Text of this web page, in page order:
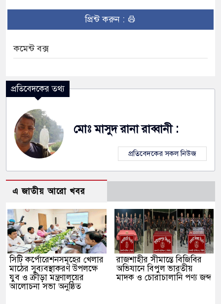
প্রিন্ট করুন :
কমেন্ট বক্স
প্রতিবেদকের তথ্য
মোঃ মাসুদ রানা রাব্বানী :
প্রতিবেদকের সকল নিউজ
এ জাতীয় আরো খবর
সিটি কর্পোরেশনসমূহের খেলার
মাঠের সুব্যবস্থাকরণ উপলক্ষে
যুব ও ক্রীড়া মন্ত্রণালয়ের
আলোচনা সভা অনুষ্ঠিত
রাজশাহীর সীমান্তে বিজিবির
অভিযানে বিপুল ভারতীয়
মাদক ও চোরাচালানি পণ্য জব্দ